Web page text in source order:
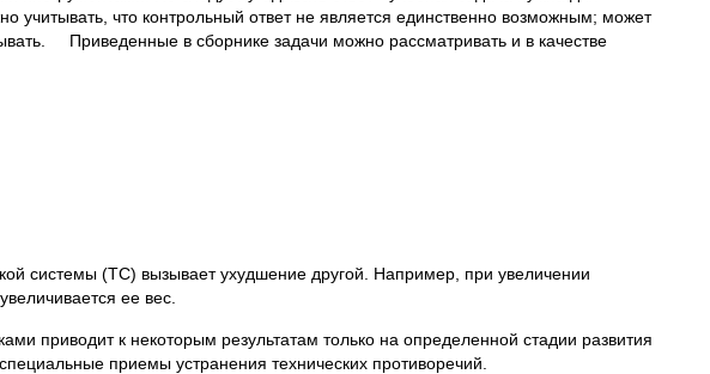
что контрольный ответ не является единственно возможным; может
Приведенные в сборнике задачи можно рассматривать и в качестве
системы (ТС) вызывает ухудшение другой. Например, при увеличении
ее вес.
приводит к некоторым результатам только на определенной стадии развития
приемы устранения технических противоречий.